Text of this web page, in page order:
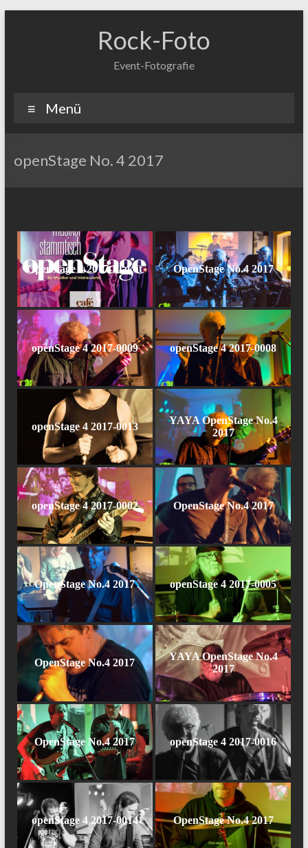
Rock-Foto
Event-Fotografie
Menü
openStage No. 4 2017
Openstage 4 2017-Plakat OpenStage No.4 2017
openStage 4 2017-0009 openStage 4 2017-0008
openStage 4 2017-0013
YAYA OpenStage No.4
2017
openStage 4 2017-0002 OpenStage No.4 2017
OpenStage No.4 2017 openStage 4 2017-0005
OpenStage No.4 2017
YAYA OpenStage No.4
2017
OpenStage No.4 2017 openStage 4 2017-0016
openStage 4 2017-0014 OpenStage No.4 2017